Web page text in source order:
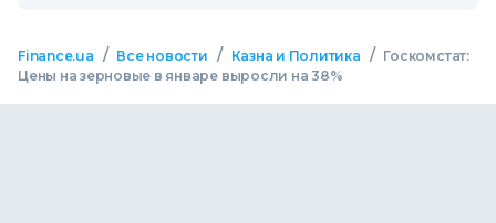
Finance.ua / Все новости / Казна и Политика / Госкомстат:
Цены на зерновые в январе выросли на 38%